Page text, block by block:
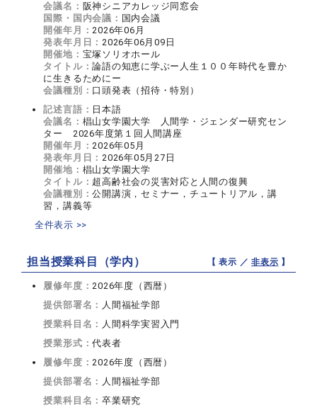
会議名： 阪神シニアカレッジ同窓会
国際・国内会議： 国内会議
開催年月：2026年06月
発表年月日：2026年06月09日
開催地： 宝塚ソリオホール
タイトル：論語の知恵に学ぶー人生１００年時代を豊か
に生きるためにー
会議種別： 口頭発表（招待・特別）
記述言語： 日本語
会議名： 椙山女学園大学 人間学・ジェンダー研究セン
ター 2026年度第１回人間講座
開催年月：2026年05月
発表年月日：2026年05月27日
開催地： 椙山女学園大学
タイトル： 超高齢社会の災害対応と人間の復興
会議種別：公開講演，セミナー，チュートリアル，講
習，講義等
全件表示 >>
担当授業科目（学内） 【 表示 ／非表示 】
履修年度：2026年度（西暦）
提供部署名： 人間福祉学部
授業科目名： 人間科学実習入門
授業形式：代表者
履修年度：2026年度（西暦）
提供部署名： 人間福祉学部
授業科目名：卒業研究